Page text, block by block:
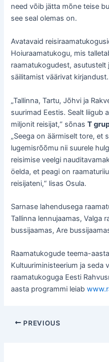
need võib jätta mõne teise
see seal olemas on.
Avatavaid
Hoiuraamatukogu, mis
raamatukogudest, asutustelt
säilitamist väärivat kirjandust.
„Tallinna, Tartu, Jõhvi ja
suurimad Eestis. Sealt liigub
miljonit reisijat,“ sõnasT
„Seega on äärmiselt tore, et
lugemisrõõmu nii suurele
reisimise veelgi
öelda, et peagi on
reisijateni,“ lisas Osula.
Sarnase lahendusega
Tallinna lennujaamas, Valga
bussijaamas, Are
Raamatukogude teema-
Kultuuriministeerium ja seda
raamatukoguga Eesti
aasta programmi leiab
Post
PREVIOUS